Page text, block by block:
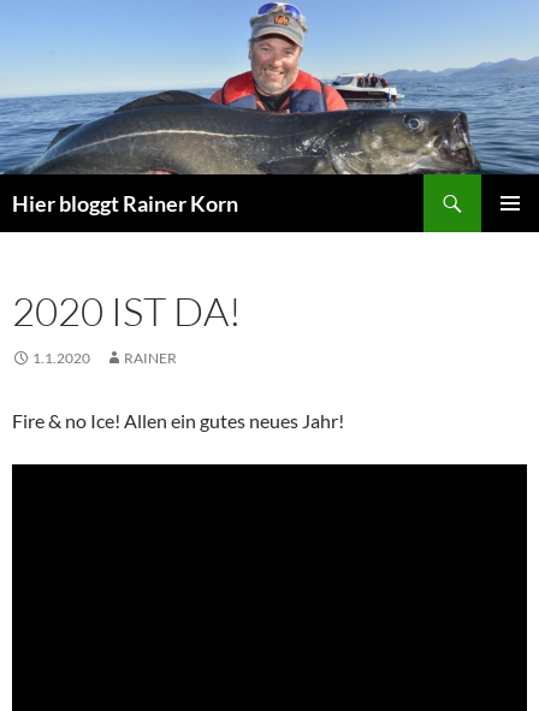
Hier bloggt Rainer Korn
2020 IST DA!
1.1.2020 RAINER
Fire & no Ice! Allen ein gutes neues Jahr!